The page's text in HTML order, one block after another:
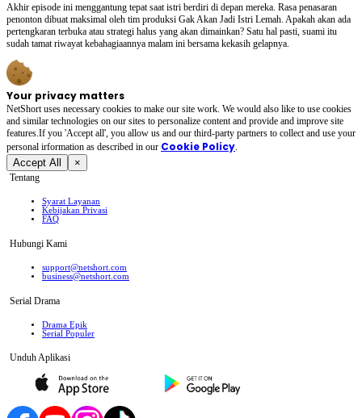
Akhir episode ini menggantung tepat saat istri berdiri di depan mereka. Rasa penasaran
penonton dibuat maksimal oleh tim produksi Gak Akan Jadi Istri Lemah. Apakah akan ada
pertengkaran terbuka atau strategi halus yang akan dimainkan? Satu hal pasti, suami itu
sudah tamat riwayat kebahagiaannya malam ini bersama kekasih gelapnya.
Your privacy matters
NetShort uses necessary cookies to make our site work. We would also like to use cookies
and similar technologies on our sites to personalize content and provide and improve site
features.If you 'Accept all', you allow us and our third-party partners to collect and use your
personal irformation as described in our Cookie Policy.
Accept All ×
Tentang
Syarat Layanan
Kebijakan Privasi
FAQ
Hubungi Kami
support@netshort.com
business@netshort.com
Serial Drama
Drama Epik
Serial Populer
Unduh Aplikasi